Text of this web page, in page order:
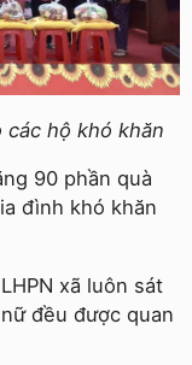
các hộ khó khăn
90 phần quà
đình khó khăn
xã luôn sát
đều được quan